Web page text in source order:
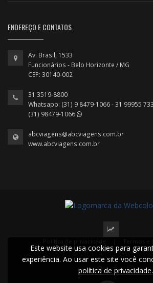
ENDEREÇO E CONTATOS
Av. Brasil, 1533
Funcionários - Belo Horizonte / MG
CEP: 30140-002
31 3519-8800
Whatsapp: (31) 9 8479-1066 - 31 99955
(31) 98479-1066
abcviagens@abcviagens.com.br
www.abcviagens.com.br
2022 © Todos os direitos
Este website usa cookies para
experiência. Ao usar este site você
política de privacidade.